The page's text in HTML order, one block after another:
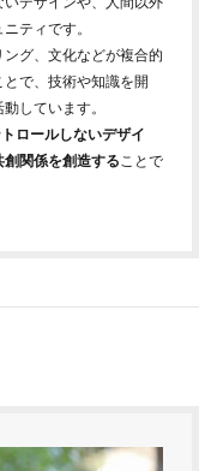
ティです。
グ、文化などが複合的
で、技術や知識を開
しています。
トロールしないデザイ
関係を創造することで